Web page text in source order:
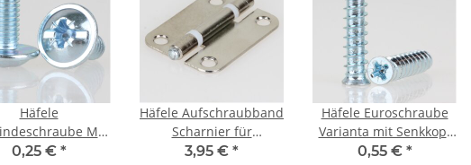
Häfele
M4
Kombi-
0,25 € *
Häfele Aufschraubband
Scharnier für
Faltschiebetüren
3,95 € *
Häfele Euroschraube
Varianta mit Senkkopf
für 5mm Bohrung
0,55 € *